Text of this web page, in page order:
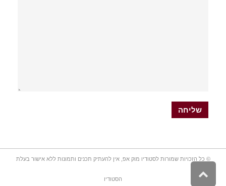
© כל הזכויות שמורות לסטודיו מוק אפ, אין להעתיק תכנים ותמונות ללא אישור בעלת
הסטודיו
לראש